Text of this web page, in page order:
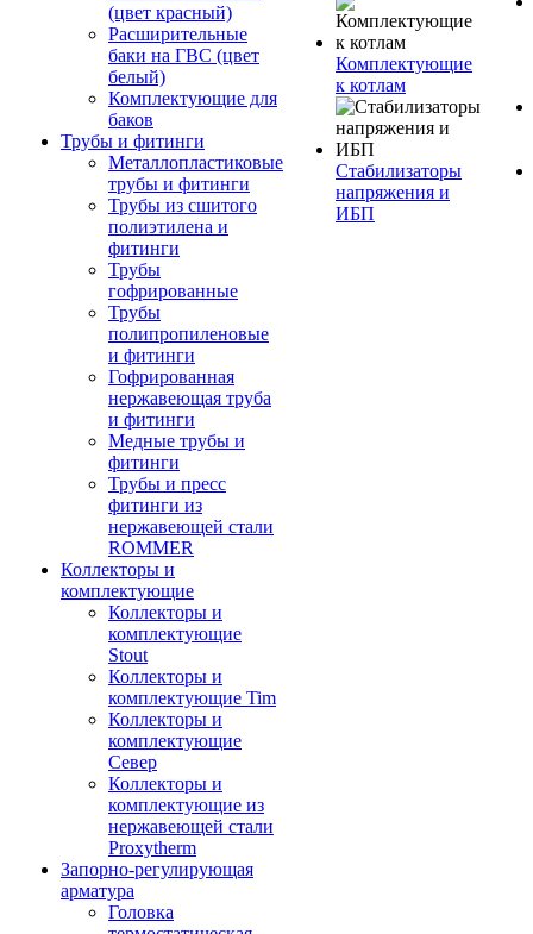
(цвет красный)
Расширительные
баки на ГВС (цвет
белый)
Комплектующие для
баков
Трубы и фитинги
Металлопластиковые
трубы и фитинги
Трубы из сшитого
полиэтилена и
фитинги
Трубы
гофрированные
Трубы
полипропиленовые
и фитинги
Гофрированная
нержавеющая труба
и фитинги
Медные трубы и
фитинги
Трубы и пресс
фитинги из
нержавеющей стали
ROMMER
Коллекторы и
комплектующие
Коллекторы и
комплектующие
Stout
Коллекторы и
комплектующие Tim
Коллекторы и
комплектующие
Север
Коллекторы и
комплектующие из
нержавеющей стали
Proxytherm
Запорно-регулирующая
арматура
Головка
Комплектующие
к котлам
Стабилизаторы
напряжения и
ИБП